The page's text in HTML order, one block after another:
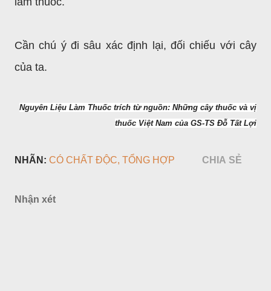
Cần chú ý đi sâu xác định lại, đối chiếu với cây
của ta.
Nguyên Liệu Làm Thuốc trích từ nguồn: Những cây thuốc và vị
thuốc Việt Nam của GS-TS Đỗ Tất Lợi
NHÃN: CÓ CHẤT ĐỘC TỔNG HỢP CHIA SẺ
Nhận xét